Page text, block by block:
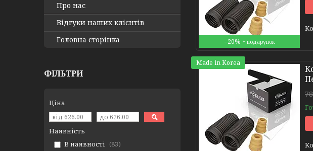
–20%
Made in Korea
Про нас
Відгуки наших клієнтів
Головна сторінка
ФІЛЬТРИ
Ціна
Наявність
В наявності
83